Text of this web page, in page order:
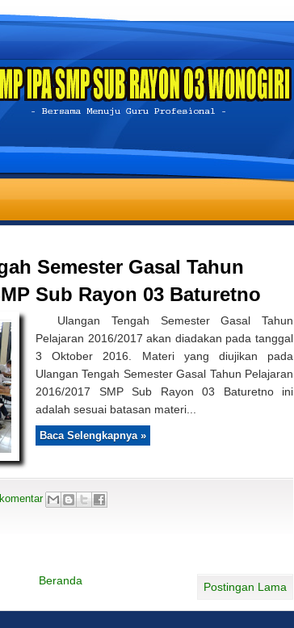
Semester Gasal Tahun
Sub Rayon 03 Baturetno
Ulangan Tengah Semester Gasal Tahun
Pelajaran 2016/2017 akan diadakan pada tanggal
3 Oktober 2016. Materi yang diujikan pada
Ulangan Tengah Semester Gasal Tahun Pelajaran
2016/2017 SMP Sub Rayon 03 Baturetno ini
adalah sesuai batasan materi...
Baca Selengkapnya »
Postingan Lama
Beranda